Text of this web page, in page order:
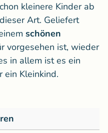
kleinere Kinder ab
Art. Geliefert
schönen
vorgesehen ist, wieder
in allem ist es ein
ein Kleinkind.